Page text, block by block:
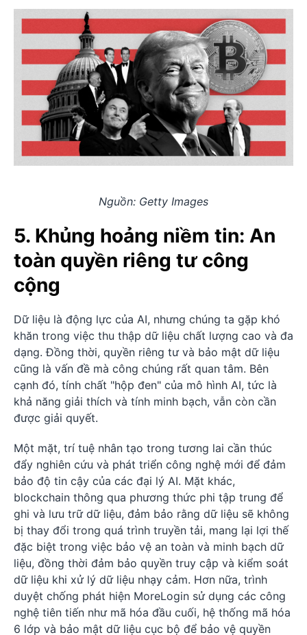
Nguồn: Getty Images
5. Khủng hoảng niềm tin: An
toàn quyền riêng tư công
cộng
Dữ liệu là động lực của AI, nhưng chúng ta gặp khó
khăn trong việc thu thập dữ liệu chất lượng cao và đa
dạng. Đồng thời, quyền riêng tư và bảo mật dữ liệu
cũng là vấn đề mà công chúng rất quan tâm. Bên
cạnh đó, tính chất "hộp đen" của mô hình AI, tức là
khả năng giải thích và tính minh bạch, vẫn còn cần
được giải quyết.
Một mặt, trí tuệ nhân tạo trong tương lai cần thúc
đẩy nghiên cứu và phát triển công nghệ mới để đảm
bảo độ tin cậy của các đại lý AI. Mặt khác,
blockchain thông qua phương thức phi tập trung để
ghi và lưu trữ dữ liệu, đảm bảo rằng dữ liệu sẽ không
bị thay đổi trong quá trình truyền tải, mang lại lợi thế
đặc biệt trong việc bảo vệ an toàn và minh bạch dữ
liệu, đồng thời đảm bảo quyền truy cập và kiểm soát
dữ liệu khi xử lý dữ liệu nhạy cảm. Hơn nữa, trình
duyệt chống phát hiện MoreLogin sử dụng các công
nghệ tiên tiến như mã hóa đầu cuối, hệ thống mã hóa
6 lớp và bảo mật dữ liệu cục bộ để bảo vệ quyền